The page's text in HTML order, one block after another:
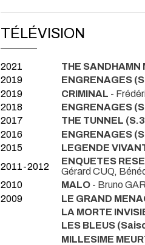
TÉLÉVISION
2021 THE SANDHAMN
2019
ENGRENAGES
2019
CRIMINAL -
2018
ENGRENAGES
2017
THE TUNNEL
2016
ENGRENAGES
2015
LEGENDE
2011-2012
ENQUETES
Gérard CUQ,
2010
MALO - Bruno
2009
LE GRAND
LA MORTE
LES BLEUS
MILLESIME